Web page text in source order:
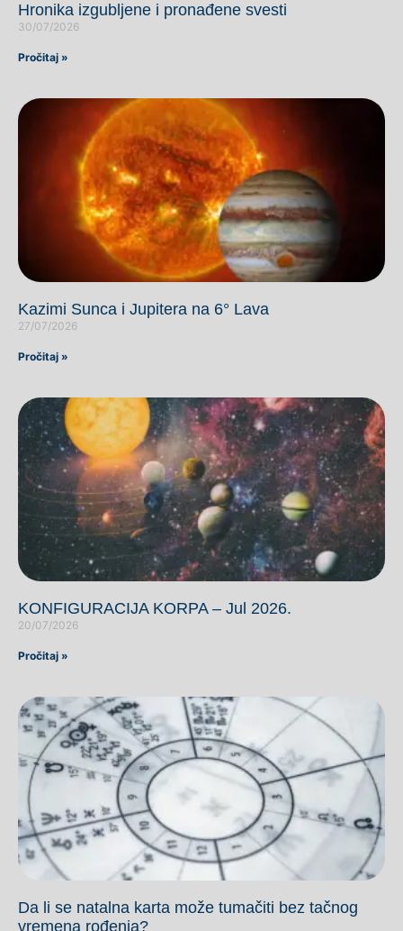
Hronika izgubljene i pronađene svesti
30/07/2026
Pročitaj »
Kazimi Sunca i Jupitera na 6° Lava
27/07/2026
Pročitaj »
KONFIGURACIJA KORPA – Jul 2026.
20/07/2026
Pročitaj »
Da li se natalna karta može tumačiti bez tačnog
vremena rođenja?